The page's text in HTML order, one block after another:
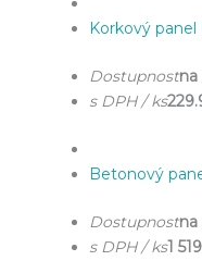
Korkový panel
Dostupnostna
s DPH / ks
Betonový
Dostupnostna
s DPH / ks1